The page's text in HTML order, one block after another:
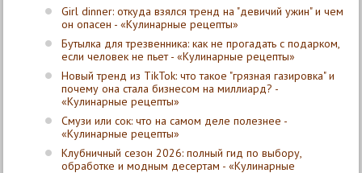
Girl dinner: откуда взялся тренд на "девичий ужин" и чем
он опасен - «Кулинарные рецепты»
Бутылка для трезвенника: как не прогадать с подарком,
если человек не пьет - «Кулинарные рецепты»
Новый тренд из TikTok: что такое "грязная газировка" и
почему она стала бизнесом на миллиард? -
«Кулинарные рецепты»
Смузи или сок: что на самом деле полезнее -
«Кулинарные рецепты»
Клубничный сезон 2026: полный гид по выбору,
обработке и модным десертам - «Кулинарные